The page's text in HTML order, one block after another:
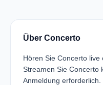
Über Concerto
Hören Sie Concerto live
Streamen Sie
Anmeldung erforderlich.